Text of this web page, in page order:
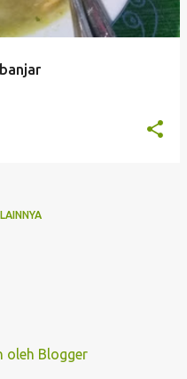
oleh Blogger